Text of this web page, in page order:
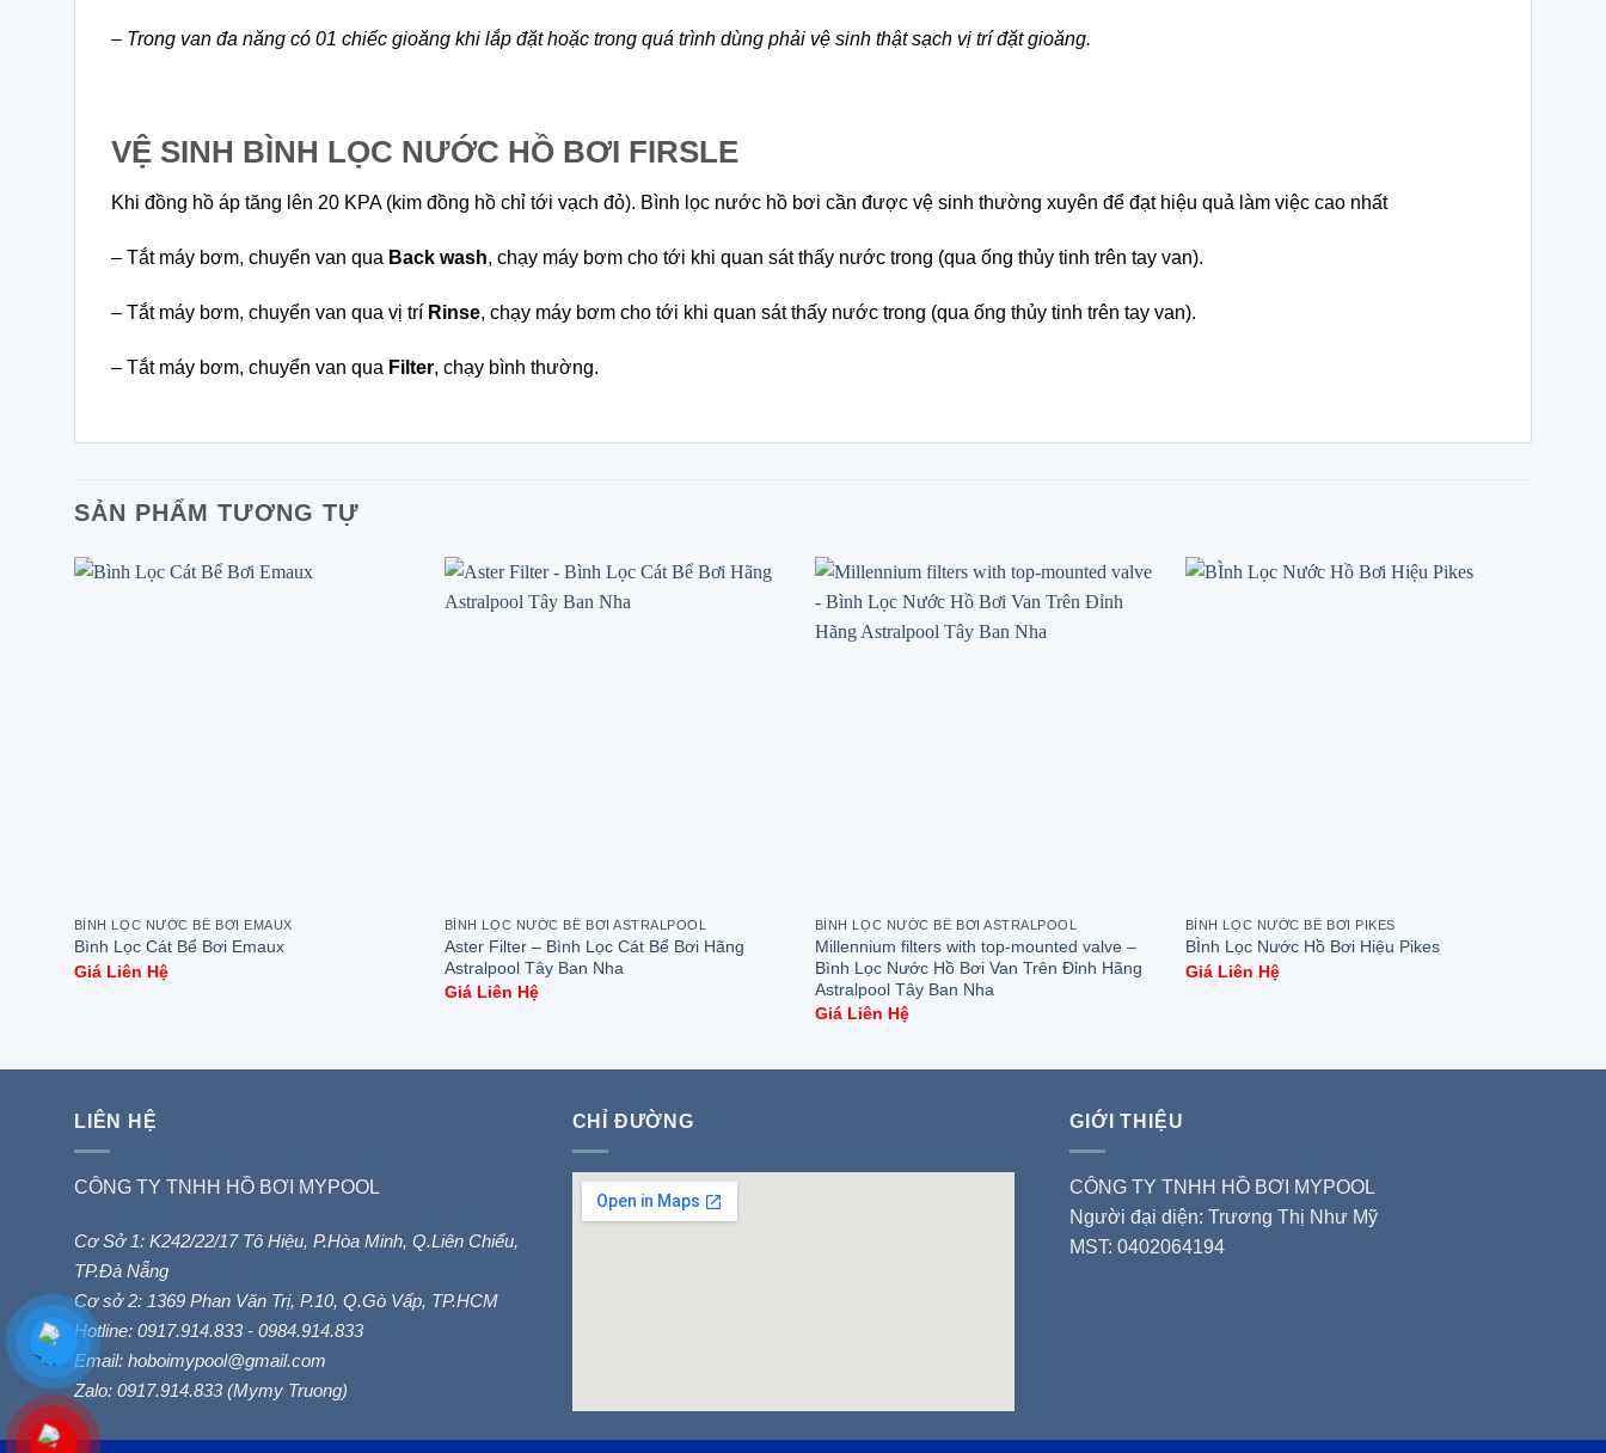
– Trong van đa năng có 01 chiếc gioăng khi lắp đặt hoặc trong quá trình dùng phải vệ sinh thật sạch vị trí đặt gioăng.
VỆ SINH BÌNH LỌC NƯỚC HỒ BƠI FIRSLE
Khi đồng hồ áp tăng lên 20 KPA (kim đồng hồ chỉ tới vạch đỏ). Bình lọc nước hồ bơi cần được vệ sinh thường xuyên để đạt hiệu quả làm việc cao nhất
– Tắt máy bơm, chuyển van qua Back wash, chạy máy bơm cho tới khi quan sát thấy nước trong (qua ống thủy tinh trên tay van).
– Tắt máy bơm, chuyển van qua vị trí Rinse, chạy máy bơm cho tới khi quan sát thấy nước trong (qua ống thủy tinh trên tay van).
– Tắt máy bơm, chuyển van qua Filter, chạy bình thường.
SẢN PHẨM TƯƠNG TỰ
BÌNH LỌC NƯỚC BỂ BƠI EMAUX
Bình Lọc Cát Bể Bơi Emaux
Giá Liên Hệ
BÌNH LỌC NƯỚC BỂ BƠI ASTRALPOOL
Aster Filter – Bình Lọc Cát Bể Bơi Hãng
Astralpool Tây Ban Nha
Giá Liên Hệ
BÌNH LỌC NƯỚC BỂ BƠI ASTRALPOOL
Millennium filters with top-mounted valve –
Bình Lọc Nước Hồ Bơi Van Trên Đỉnh Hãng
Astralpool Tây Ban Nha
Giá Liên Hệ
BÌNH LỌC NƯỚC BỂ BƠI PIKES
BÌnh Lọc Nước Hồ Bơi Hiệu Pikes
Giá Liên Hệ
LIÊN HỆ
CÔNG TY TNHH HỒ BƠI MYPOOL
Cơ Sở 1: K242/22/17 Tô Hiệu, P.Hòa Minh, Q.Liên Chiểu,
TP.Đà Nẵng
Cơ sở 2: 1369 Phan Văn Trị, P.10, Q.Gò Vấp, TP.HCM
Hotline: 0917.914.833 - 0984.914.833
Email: hoboimypool@gmail.com
Zalo: 0917.914.833 (Mymy Truong)
CHỈ ĐƯỜNG GIỚI THIỆU
CÔNG TY TNHH HỒ BƠI MYPOOL
Người đại diện: Trương Thị Như Mỹ
MST: 0402064194